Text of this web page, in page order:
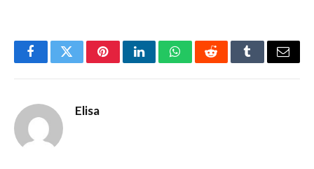
FacebookTwitterPinterestLinkedInWhatsAppRedditTumblrEmail
Elisa